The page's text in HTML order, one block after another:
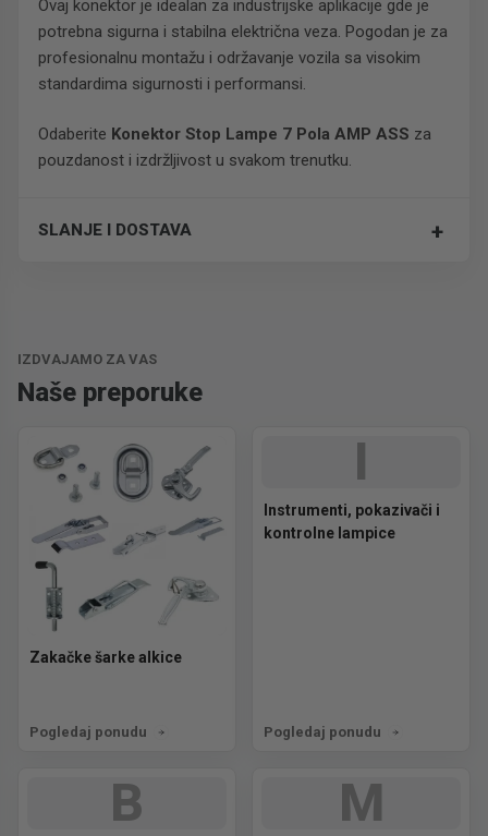
Ovaj konektor je idealan za industrijske aplikacije gde je
potrebna sigurna i stabilna električna veza. Pogodan je za
profesionalnu montažu i održavanje vozila sa visokim
standardima sigurnosti i performansi.
Odaberite Konektor Stop Lampe 7 Pola AMP ASS za
pouzdanost i izdržljivost u svakom trenutku.
SLANJE I DOSTAVA +
IZDVAJAMO ZA VAS
Naše preporuke
Zakačke šarke alkice
Pogledaj ponudu
I
Instrumenti, pokazivači i
kontrolne lampice
Pogledaj ponudu
B M